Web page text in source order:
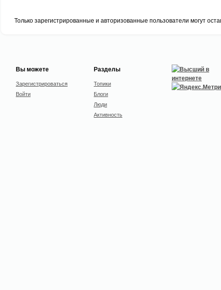
Только зарегистрированные и авторизованные пользователи могут
Вы можете
Зарегистрироваться
Войти
Разделы
Топики
Блоги
Люди
Активность